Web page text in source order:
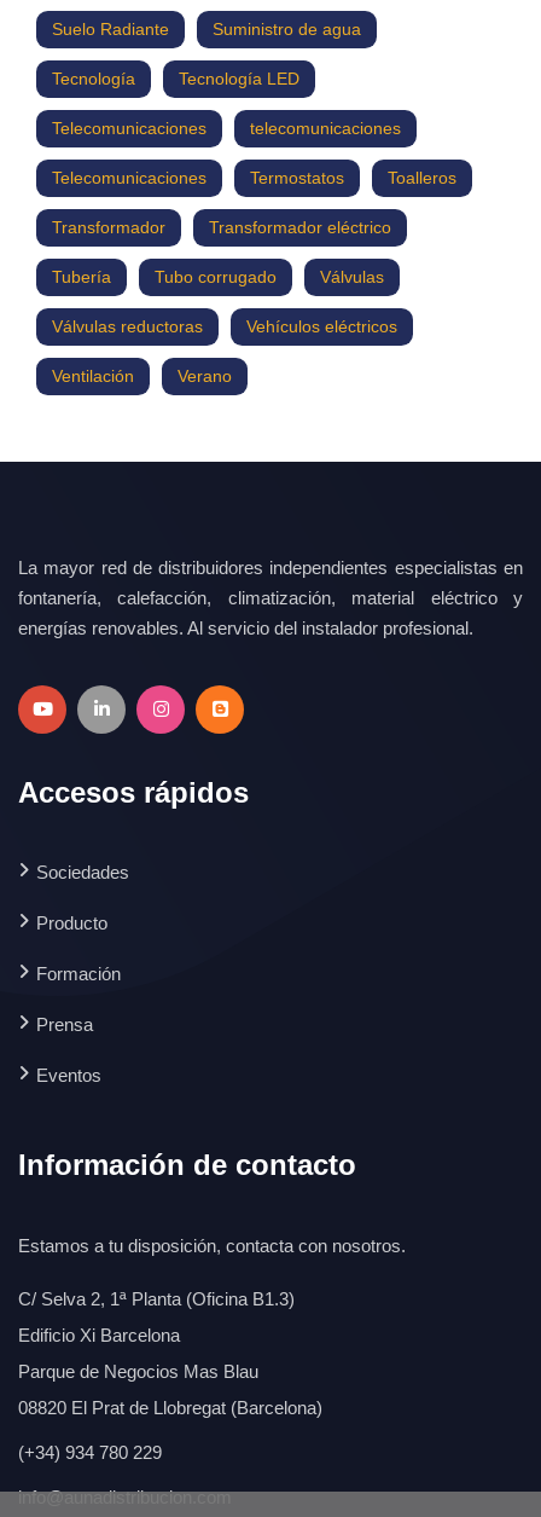
Suelo Radiante Suministro de agua
Tecnología Tecnología LED
Telecomunicaciones telecomunicaciones
Telecomunicaciones Termostatos Toalleros
Transformador Transformador eléctrico
Tubería Tubo corrugado Válvulas
Válvulas reductoras Vehículos eléctricos
Ventilación Verano
La mayor red de distribuidores independientes especialistas en
fontanería, calefacción, climatización, material eléctrico y
energías renovables. Al servicio del instalador profesional.
Accesos rápidos
Sociedades
Producto
Formación
Prensa
Eventos
Información de contacto
Estamos a tu disposición, contacta con nosotros.
C/ Selva 2, 1ª Planta (Oficina B1.3)
Edificio Xi Barcelona
Parque de Negocios Mas Blau
08820 El Prat de Llobregat (Barcelona)
(+34) 934 780 229
info@aunadistribucion.com